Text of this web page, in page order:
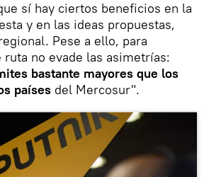
sí hay ciertos beneficios en la
y en las ideas propuestas,
Pese a ello, para
ruta no evade las asimetrías:
bastante mayores que los
países del Mercosur".